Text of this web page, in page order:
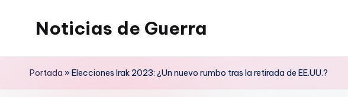
Noticias de Guerra
Portada »Elecciones Irak 2023: ¿Un nuevo rumbo tras la retirada de EE.UU.?